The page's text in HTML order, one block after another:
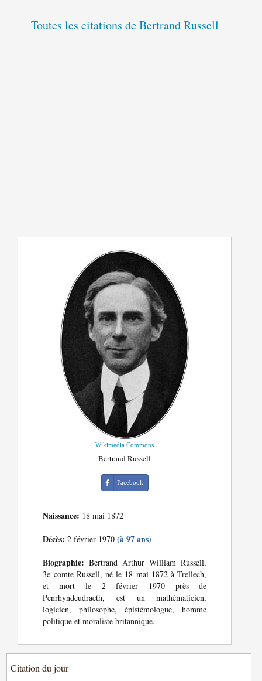
Toutes les citations de Bertrand Russell
Wikimedia Commons
Bertrand Russell
Facebook
Naissance: 18 mai 1872
Décès: 2 février 1970(à 97 ans)
Biographie: Bertrand Arthur William Russell,
3e comte Russell, né le 18 mai 1872 à Trellech,
et mort le 2 février 1970 près de
Penrhyndeudraeth, est un mathématicien,
logicien, philosophe, épistémologue, homme
politique et moraliste britannique.
Citation du jour